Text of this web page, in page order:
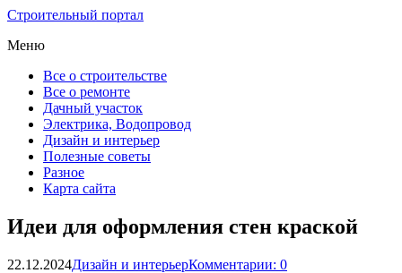
Строительный портал
Меню
Все о строительстве
Все о ремонте
Дачный участок
Электрика, Водопровод
Дизайн и интерьер
Полезные советы
Разное
Карта сайта
Идеи для оформления стен краской
22.12.2024Дизайн и интерьерКомментарии: 0